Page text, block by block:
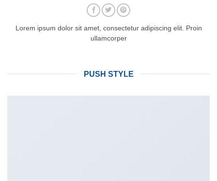
Lorem ipsum dolor sit amet, consectetur adipiscing elit. Proin
ullamcorper
PUSH STYLE